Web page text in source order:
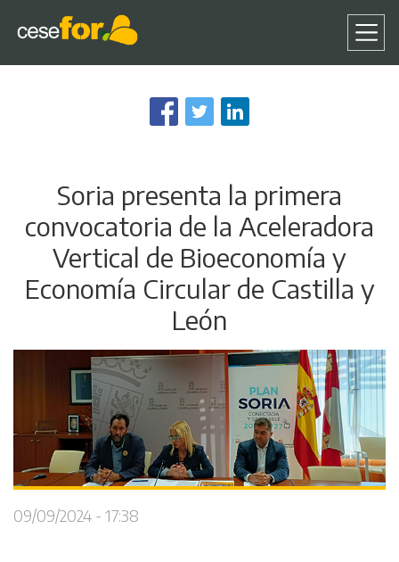
al
contenido
Soria presenta la primera
convocatoria de la Aceleradora
Vertical de Bioeconomía y
Economía Circular de Castilla y
León
09/09/2024 - 17:38